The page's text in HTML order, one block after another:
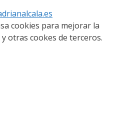
cookies para mejorar la
otras cookes de terceros.